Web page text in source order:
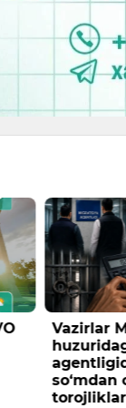
oltin
valyutani
olib
holatlari